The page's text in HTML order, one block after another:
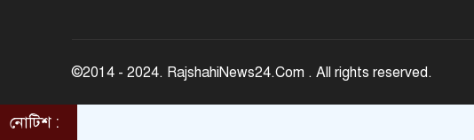
©2014 - 2024. RajshahiNews24.Com . All rights reserved.
নোটিশ :